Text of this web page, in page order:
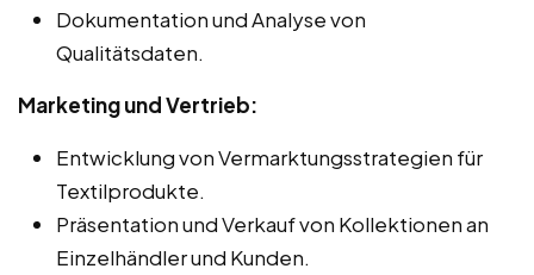
Dokumentation und Analyse von
Qualitätsdaten.
Marketing und Vertrieb:
Entwicklung von Vermarktungsstrategien für
Textilprodukte.
Präsentation und Verkauf von Kollektionen an
Einzelhändler und Kunden.